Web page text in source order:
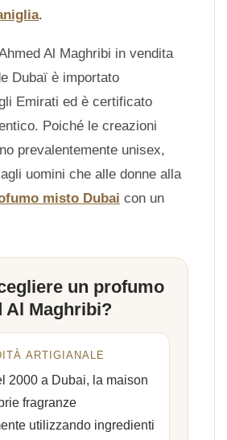
.
Al Maghribi in vendita
Dubaï è importato
Emirati ed è certificato
Poiché le creazioni
prevalentemente unisex,
uomini che alle donne alla
misto Dubai con un
un profumo
Al Maghribi?
ARTIGIANALE
2000 a Dubai, la maison
fragranze
utilizzando ingredienti